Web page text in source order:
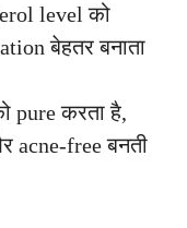
level को
बेहतर बनाता
pure करता है,
acne-free बनती